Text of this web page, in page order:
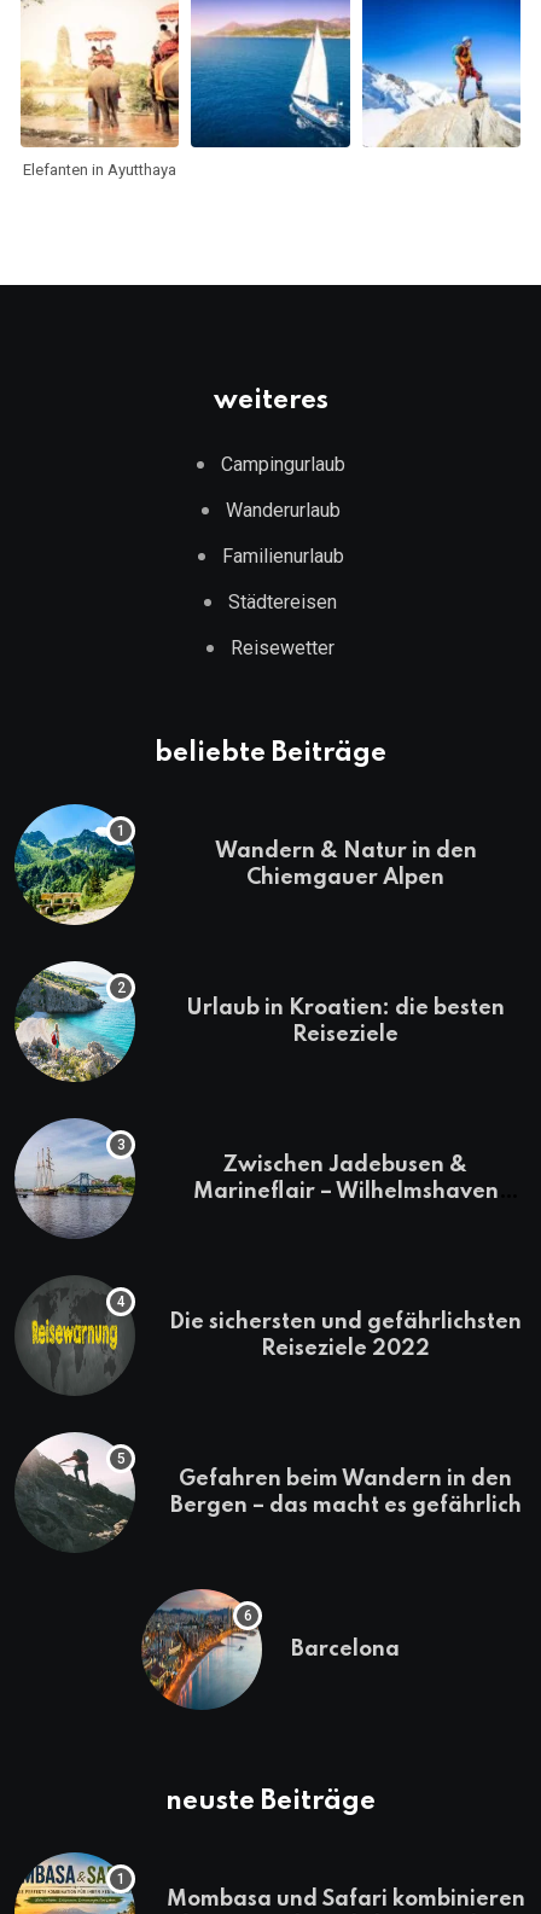
Elefanten in Ayutthaya
weiteres
Campingurlaub
Wanderurlaub
Familienurlaub
Städtereisen
Reisewetter
beliebte Beiträge
Wandern & Natur in den
Chiemgauer Alpen
Urlaub in Kroatien: die besten
Reiseziele
Zwischen Jadebusen &
Marineflair – Wilhelmshaven
Die sichersten und gefährlichsten
Reiseziele 2022
Gefahren beim Wandern in den
Bergen – das macht es gefährlich
Barcelona
neuste Beiträge
Mombasa und Safari kombinieren